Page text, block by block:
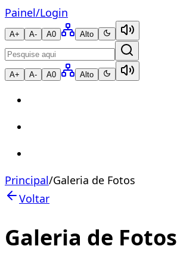
Painel/Login
A+ A- A0 Alto
A+ A- A0 Alto
Principal/Galeria de Fotos
Voltar
Galeria de Fotos